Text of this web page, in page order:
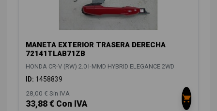
MANETA EXTERIOR TRASERA DERECHA
72141TLAB71ZB
HONDA CR-V (RW) 2.0 I-MMD HYBRID ELEGANCE 2WD
ID: 1458839
28,00 € Sin IVA
33,88 € Con IVA